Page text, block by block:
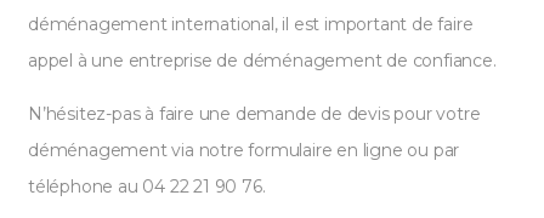
déménagement international, il est important de faire
appel à une entreprise de déménagement de confiance.
N’hésitez-pas à faire une demande de devis pour votre
déménagement via notre formulaire en ligne ou par
téléphone au 04 22 21 90 76.